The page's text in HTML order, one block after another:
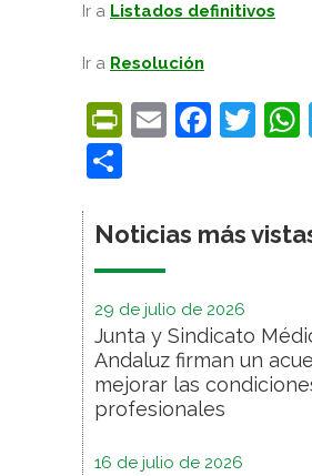
Ir a Listados definitivos
Ir a Resolución
Email
Noticias más
29 de julio de 2026
Junta y Sindicato
Andaluz firman un
mejorar las
profesionales
16 de julio de 2026